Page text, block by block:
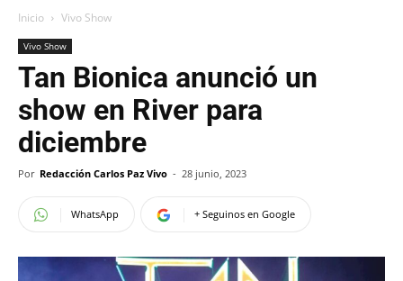
Inicio Vivo Show
Vivo Show
Tan Bionica anunció un
show en River para
diciembre
Por Redacción Carlos Paz Vivo - 28 junio, 2023
WhatsApp + Seguinos en Google